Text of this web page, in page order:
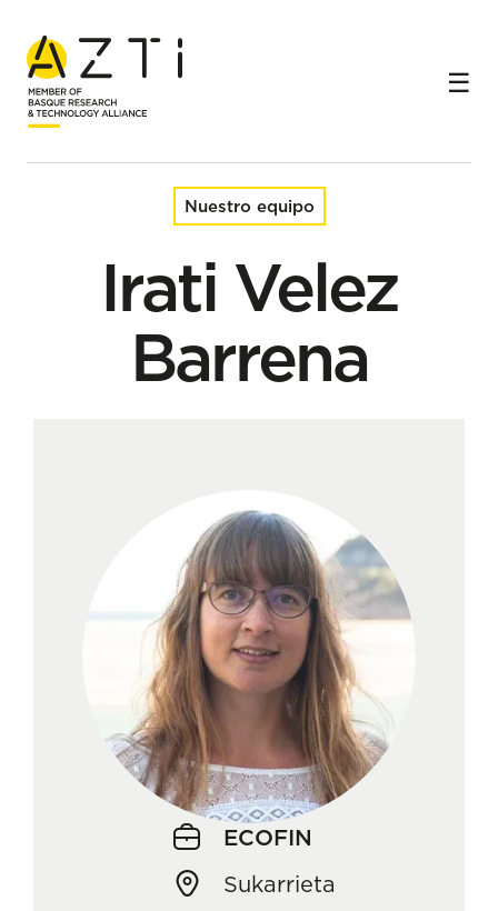
Inicio Equipo Irati Velez Barrena
Nuestro equipo
Irati Velez
Barrena
ECOFIN
Sukarrieta